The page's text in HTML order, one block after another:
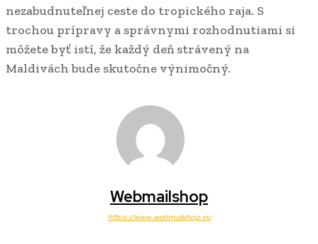
nezabudnuteľnej ceste do tropického raja. S
trochou prípravy a správnymi rozhodnutiami si
môžete byť istí, že každý deň strávený na
Maldivách bude skutočne výnimočný.
Webmailshop
https://www.webmailshop.eu